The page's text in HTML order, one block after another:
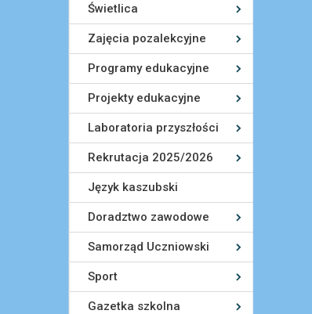
Świetlica
Zajęcia pozalekcyjne
Programy edukacyjne
Projekty edukacyjne
Laboratoria przyszłości
Rekrutacja 2025/2026
Język kaszubski
Doradztwo zawodowe
Samorząd Uczniowski
Sport
Gazetka szkolna